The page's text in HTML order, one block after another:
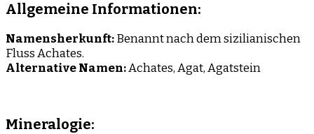
Allgemeine Informationen:
Namensherkunft:Benannt nach dem sizilianischen
Fluss Achates.
Alternative Namen:Achates, Agat, Agatstein
Mineralogie: